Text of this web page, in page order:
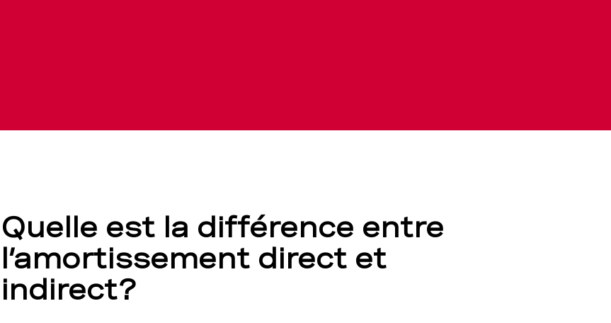
Quelle est la différence entre
l’amortissement direct et
indirect?